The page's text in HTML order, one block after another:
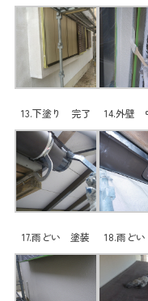
13.下塗り 完了 14.外壁
17.雨どい 塗装 18.雨ど